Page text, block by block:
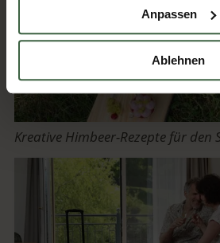
Anpassen
Ablehnen
Kreative Himbeer-Rezepte für den